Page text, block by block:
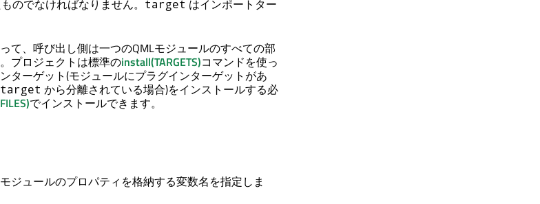
のでなければなりません。 target はインポートター
て、呼び出し側は一つのQMLモジュールのすべての部
プロジェクトは標準のinstall(TARGETS)コマンドを使っ
ターゲット(モジュールにプラグインターゲットがあ
target から分離されている場合)をインストールする必
でインストールできます。
ジュールのプロパティを格納する変数名を指定しま